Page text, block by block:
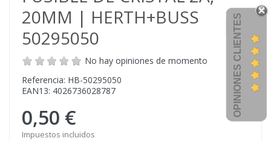
20MM | HERTH+BUSS
50295050
No hay opiniones de momento
Referencia: HB-50295050
EAN13: 4026736028787
0,50 €
Impuestos incluidos
OPINIONES CLIENTES